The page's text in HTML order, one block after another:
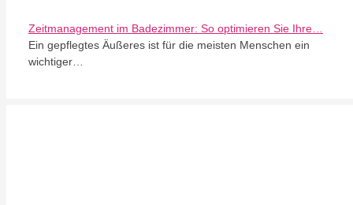
Zeitmanagement im Badezimmer: So optimieren Sie Ihre…
Ein gepflegtes Äußeres ist für die meisten Menschen ein
wichtiger…